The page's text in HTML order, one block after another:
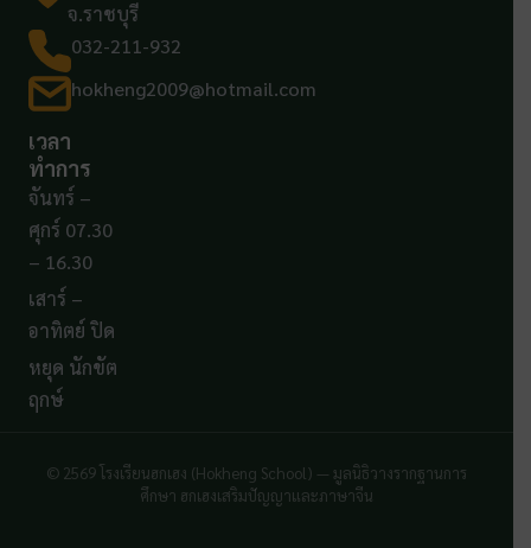
จ.ราชบุรี
032-211-932
hokheng2009@hotmail.com
เวลา
ทำการ
จันทร์ –
ศุกร์ 07.30
– 16.30
เสาร์ –
อาทิตย์ ปิด
หยุด นักขัต
ฤกษ์
© 2569 โรงเรียนฮกเฮง (Hokheng School) — มูลนิธิวางรากฐานการ
ศึกษา ฮกเฮงเสริมปัญญาและภาษาจีน